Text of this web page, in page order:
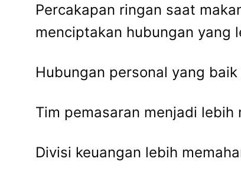
Percakapan ringan saat
menciptakan hubungan yang
Hubungan personal yang
Tim pemasaran menjadi
Divisi keuangan lebih